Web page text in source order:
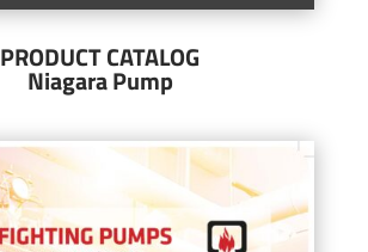
PRODUCT CATALOG
Niagara Pump